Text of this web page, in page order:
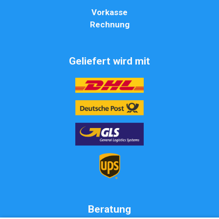
Vorkasse
Rechnung
Geliefert wird mit
Beratung